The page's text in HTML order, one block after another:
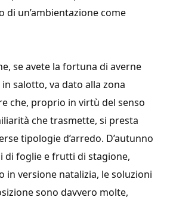
di un’ambientazione come
se avete la fortuna di averne
salotto, va dato alla zona
che, proprio in virtù del senso
che trasmette, si presta
tipologie d’arredo. D’autunno
di foglie e frutti di stagione,
in versione natalizia, le soluzioni
sono davvero molte,